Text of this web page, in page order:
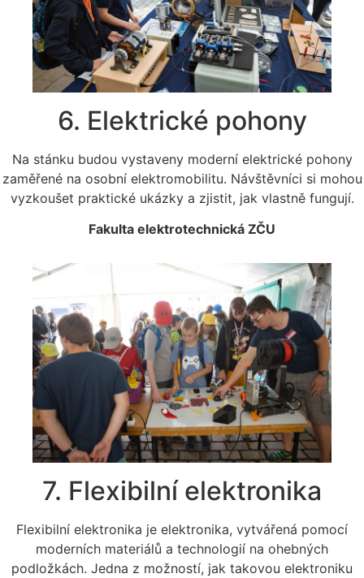
6. Elektrické pohony
Na stánku budou vystaveny moderní elektrické pohony
zaměřené na osobní elektromobilitu. Návštěvníci si mohou
vyzkoušet praktické ukázky a zjistit, jak vlastně fungují.
Fakulta elektrotechnická ZČU
7. Flexibilní elektronika
Flexibilní elektronika je elektronika, vytvářená pomocí
moderních materiálů a technologií na ohebných
podložkách. Jedna z možností, jak takovou elektroniku